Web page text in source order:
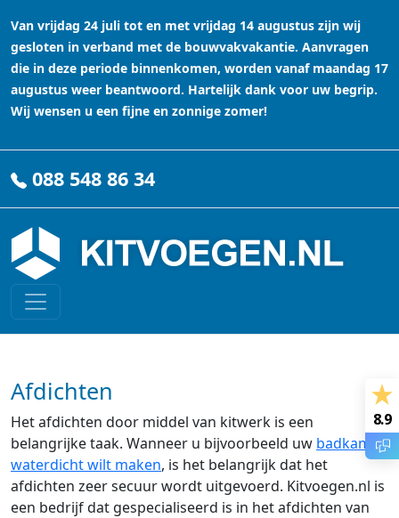
Van vrijdag 24 juli tot en met vrijdag 14 augustus zijn wij
gesloten in verband met de bouwvakvakantie. Aanvragen
die in deze periode binnenkomen, worden vanaf maandag 17
augustus weer beantwoord. Hartelijk dank voor uw begrip.
Wij wensen u een fijne en zonnige zomer!
088 548 86 34
Afdichten
Het afdichten door middel van kitwerk is een
belangrijke taak. Wanneer u bijvoorbeeld uw badkamer
waterdicht wilt maken, is het belangrijk dat het
afdichten zeer secuur wordt uitgevoerd. Kitvoegen.nl is
een bedrijf dat gespecialiseerd is in het afdichten van
8.9